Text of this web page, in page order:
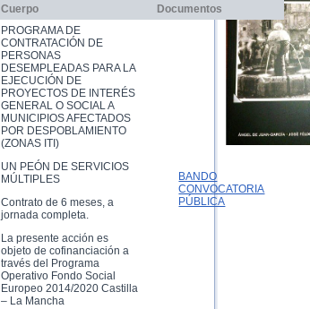
Cuerpo Documentos
PROGRAMA DE
CONTRATACIÓN DE
PERSONAS
DESEMPLEADAS PARA LA
EJECUCIÓN DE
PROYECTOS DE INTERÉS
GENERAL O SOCIAL A
MUNICIPIOS AFECTADOS
POR DESPOBLAMIENTO
(ZONAS ITI)
UN PEÓN DE SERVICIOS
MÚLTIPLES
Contrato de 6 meses, a
jornada completa.
La presente acción es
objeto de cofinanciación a
través del Programa
Operativo Fondo Social
Europeo 2014/2020 Castilla
– La Mancha
BANDO
CONVOCATORIA
PÚBLICA